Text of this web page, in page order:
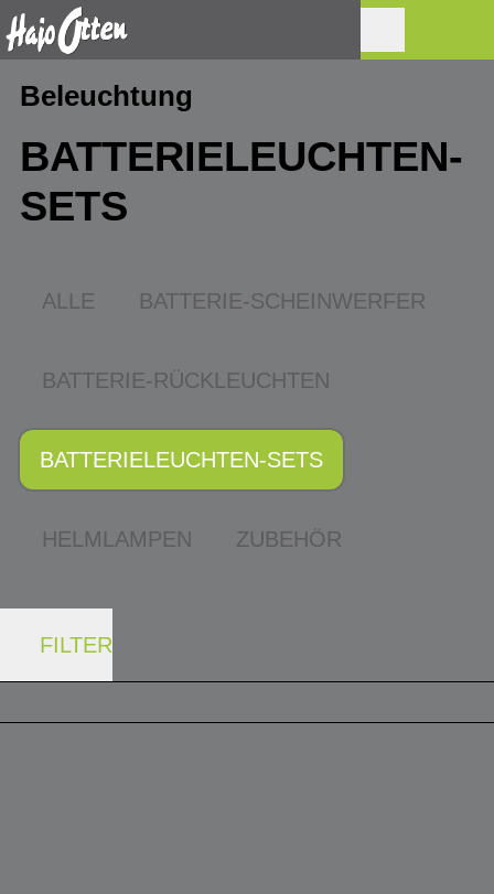
Beleuchtung
BATTERIELEUCHTEN-
SETS
ALLE BATTERIE-SCHEINWERFER
BATTERIE-RÜCKLEUCHTEN
BATTERIELEUCHTEN-SETS
HELMLAMPEN ZUBEHÖR
FILTER